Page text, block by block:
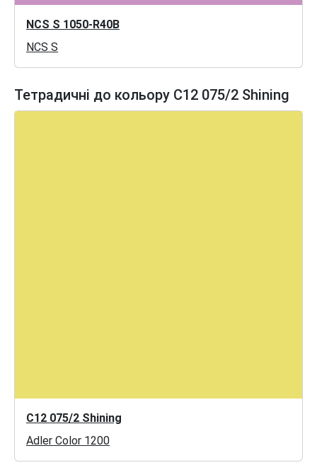
NCS S 1050-R40B
NCS S
Тетрадичні до кольору C12 075/2 Shining
C12 075/2 Shining
Adler Color 1200